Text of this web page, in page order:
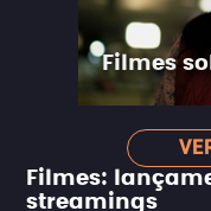
Filmes
Filmes:
streamings